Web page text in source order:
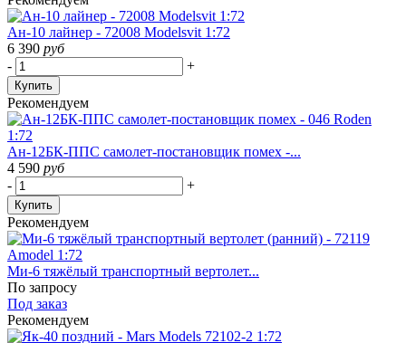
Ан-10 лайнер - 72008 Modelsvit 1:72
6 390 руб
-
+
Купить
Рекомендуем
Ан-12БК-ППС самолет-постановщик помех -...
4 590 руб
-
+
Купить
Рекомендуем
Ми-6 тяжёлый транспортный вертолет...
По запросу
Под заказ
Рекомендуем